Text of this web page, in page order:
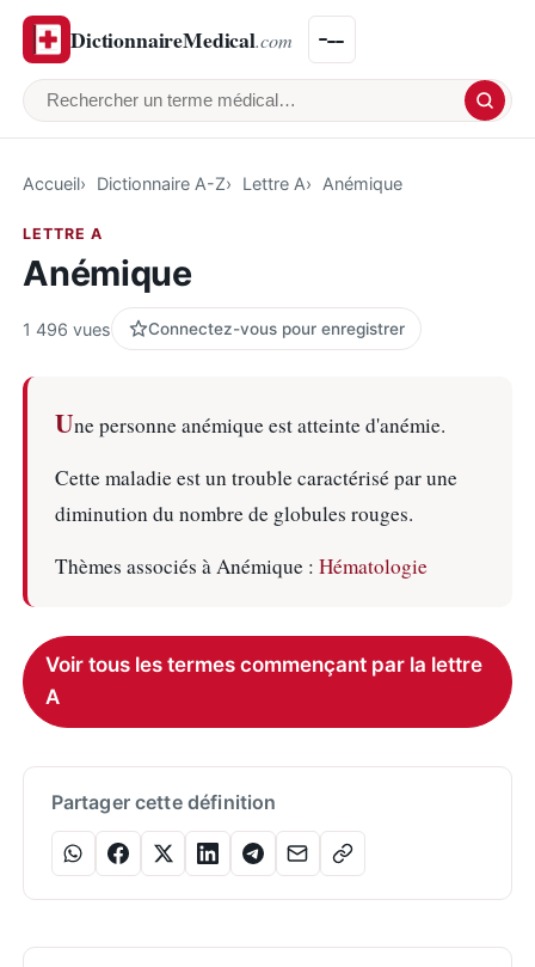
DictionnaireMedical.com
Rechercher un terme médical
Accueil Dictionnaire A-Z Lettre A Anémique
LETTRE A
Anémique
1 496 vues Connectez-vous pour enregistrer
Une personne anémique est atteinte d'anémie.
Cette maladie est un trouble caractérisé par une
diminution du nombre de globules rouges.
Thèmes associés à Anémique : Hématologie
Voir tous les termes commençant par la lettre
A
Partager cette définition